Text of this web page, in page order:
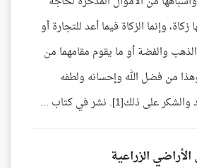
وإنما الزكاة فيما أعد للتجارة أو
والفضة أو ما يقوم مقامهما من
من فضل الله وإحسانه ولطفه
على ذلك[1]. نشر في كتاب ...
الزراعية